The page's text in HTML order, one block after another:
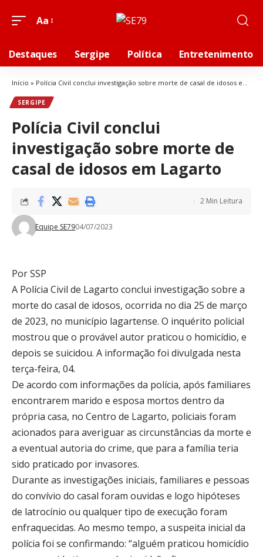
Aa
Destaques Sergipe Política Entretenimento
Início » Polícia Civil conclui investigação sobre morte de casal de idosos em Lagarto
SERGIPE
Polícia Civil conclui
investigação sobre morte de
casal de idosos em Lagarto
Equipe SE7904/07/2023
2 Min Leitura
Por SSP
A Polícia Civil de Lagarto conclui investigação sobre a
morte do casal de idosos, ocorrida no dia 25 de março
de 2023, no município lagartense. O inquérito policial
mostrou que o provável autor praticou o homicídio, e
depois se suicidou. A informação foi divulgada nesta
terça-feira, 04.
De acordo com informações da polícia, após familiares
encontrarem marido e esposa mortos dentro da
própria casa, no Centro de Lagarto, policiais foram
acionados para averiguar as circunstâncias da morte e
a eventual autoria do crime, que para a família teria
sido praticado por invasores.
Durante as investigações iniciais, familiares e pessoas
do convívio do casal foram ouvidas e logo hipóteses
de latrocínio ou qualquer tipo de execução foram
enfraquecidas. Ao mesmo tempo, a suspeita inicial da
polícia foi se confirmando: “alguém praticou homicídio